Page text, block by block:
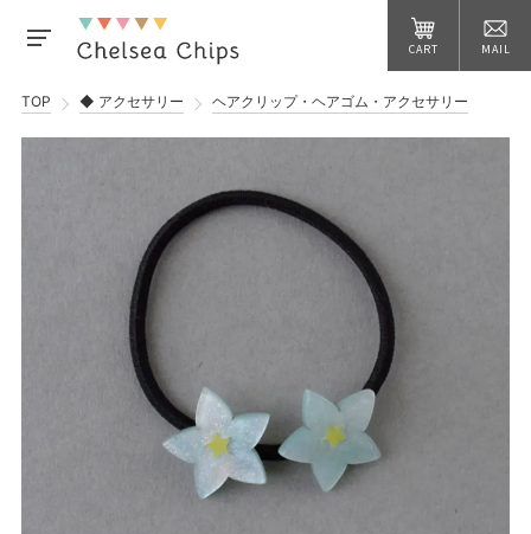
CART MAIL
TOP ◆ アクセサリー ヘアクリップ・ヘアゴム・アクセサリー